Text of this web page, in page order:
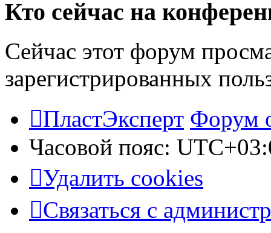
Кто сейчас на
Сейчас этот форум
зарегистрированных
ПластЭксперт Форум
Часовой пояс:
Удалить cookies
Связаться с